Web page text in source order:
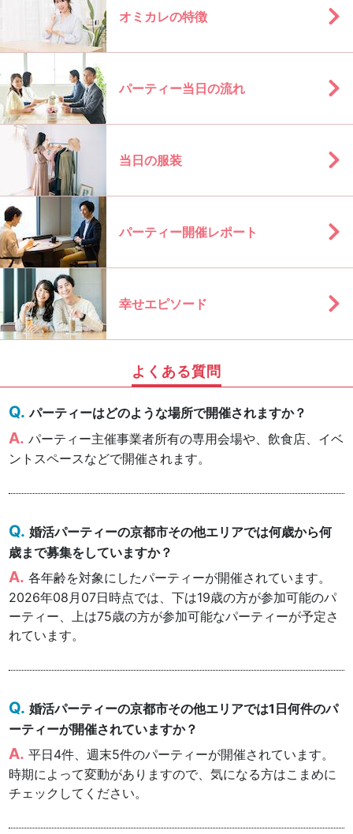
オミカレの特徴
パーティー当日の流れ
当日の服装
パーティー開催レポート
幸せエピソード
よくある質問
パーティーはどのような場所で開催されますか？
パーティー主催事業者所有の専用会場や、飲食店、イベ
ントスペースなどで開催されます。
婚活パーティーの京都市その他エリアでは何歳から何
歳まで募集をしていますか？
各年齢を対象にしたパーティーが開催されています。
2026年08月07日時点では、下は19歳の方が参加可能のパ
ーティー、上は75歳の方が参加可能なパーティーが予定さ
れています。
婚活パーティーの京都市その他エリアでは1日何件のパ
ーティーが開催されていますか？
平日4件、週末5件のパーティーが開催されています。
時期によって変動がありますので、気になる方はこまめに
チェックしてください。